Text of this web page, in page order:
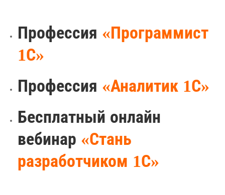
Профессия «Программист
1С»
Профессия «Аналитик 1С»
Бесплатный онлайн
вебинар «Стань
разработчиком 1С»